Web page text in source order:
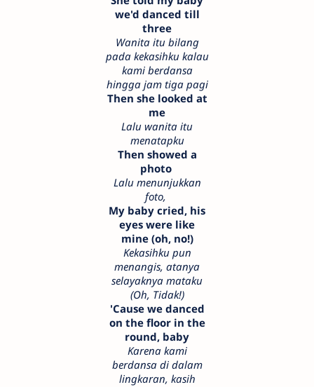
we'd danced till
three
Wanita itu bilang
pada kekasihku kalau
kami berdansa
hingga jam tiga pagi
Then she looked at
me
Lalu wanita itu
menatapku
Then showed a
photo
Lalu menunjukkan
foto,
My baby cried, his
eyes were like
mine (oh, no!)
Kekasihku pun
menangis, atanya
selayaknya mataku
(Oh, Tidak!)
'Cause we danced
on the floor in the
round, baby
Karena kami
berdansa di dalam
lingkaran, kasih